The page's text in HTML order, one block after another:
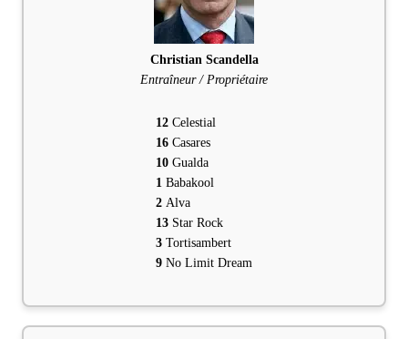
Christian Scandella
Entraîneur / Propriétaire
12 Celestial
16 Casares
10 Gualda
1 Babakool
2 Alva
13 Star Rock
3 Tortisambert
9 No Limit Dream